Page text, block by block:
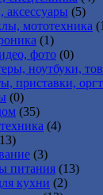
аксессуары (5)
мототехника
(1)
фото (0)
ноутбуки,
приставки,
(0)
(35)
(4)
(3)
питания (13)
кухни (2)